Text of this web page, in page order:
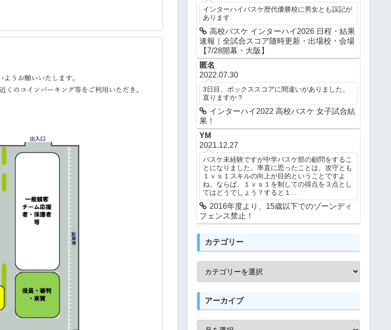
インターハイバスケ歴代優勝校に男女とも誤記が
あります
高校バスケ インターハイ2026 日程・結果
速報｜全試合スコア随時更新・出場校・会場
【7/28開幕・大阪】
匿名
2022.07.30
3日目、ボックススコアに間違いがありました。
直りますか？
インターハイ2022 高校バスケ 女子試合結
果！
YM
2021.12.27
バスケ未経験ですが中学バスケ部の顧問をするこ
とになりました。率直に思ったことは、攻守とも
１ｖｓ１スキルの向上が目的ということですよ
ね。ならば、１ｖｓ１を制しての得点を３点とし
てはどうでしょう？すると１...
2016年度より、15歳以下でのゾーンディ
フェンス禁止！
カテゴリー
アーカイブ